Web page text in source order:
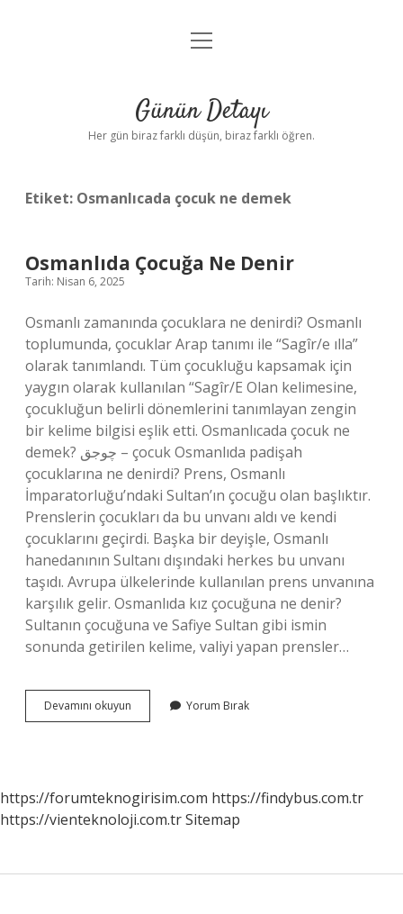
Anasayfa
Yasal Uyarı
menüyü
Günün Detayı
Her gün biraz farklı düşün, biraz farklı öğren.
Etiket: Osmanlıcada çocuk ne demek
Osmanlıda Çocuğa Ne Denir
Tarih: Nisan 6, 2025
Osmanlı zamanında çocuklara ne denirdi? Osmanlı
toplumunda, çocuklar Arap tanımı ile “Sagîr/e ılla”
olarak tanımlandı. Tüm çocukluğu kapsamak için
yaygın olarak kullanılan “Sagîr/E Olan kelimesine,
çocukluğun belirli dönemlerini tanımlayan zengin
bir kelime bilgisi eşlik etti. Osmanlıcada çocuk ne
demek? چوجق – çocuk Osmanlıda padişah
çocuklarına ne denirdi? Prens, Osmanlı
İmparatorluğu’ndaki Sultan’ın çocuğu olan başlıktır.
Prenslerin çocukları da bu unvanı aldı ve kendi
çocuklarını geçirdi. Başka bir deyişle, Osmanlı
hanedanının Sultanı dışındaki herkes bu unvanı
taşıdı. Avrupa ülkelerinde kullanılan prens unvanına
karşılık gelir. Osmanlıda kız çocuğuna ne denir?
Sultanın çocuğuna ve Safiye Sultan gibi ismin
sonunda getirilen kelime, valiyi yapan prensler…
Devamını okuyun Osmanlıda
Çocuğa
Yorum Bırak
https://forumteknogirisim.com https://findybus.com.tr
https://vienteknoloji.com.trSitemap